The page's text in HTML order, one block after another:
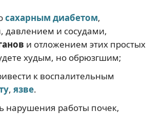
сахарным диабетом,
давлением и сосудами,
и отложением этих простых
худым, но обрюзгшим;
к воспалительным
, язве.
нарушения работы почек,